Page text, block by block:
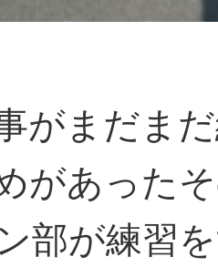
がまだま
があった
部が練習